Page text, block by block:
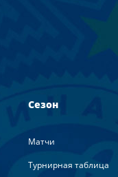
Сезон
Матчи
Турнирная таблица